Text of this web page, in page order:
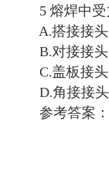
5 熔焊中受
A.搭接接头
B.对接接头
C.盖板接头
D.角接接头
参考答案